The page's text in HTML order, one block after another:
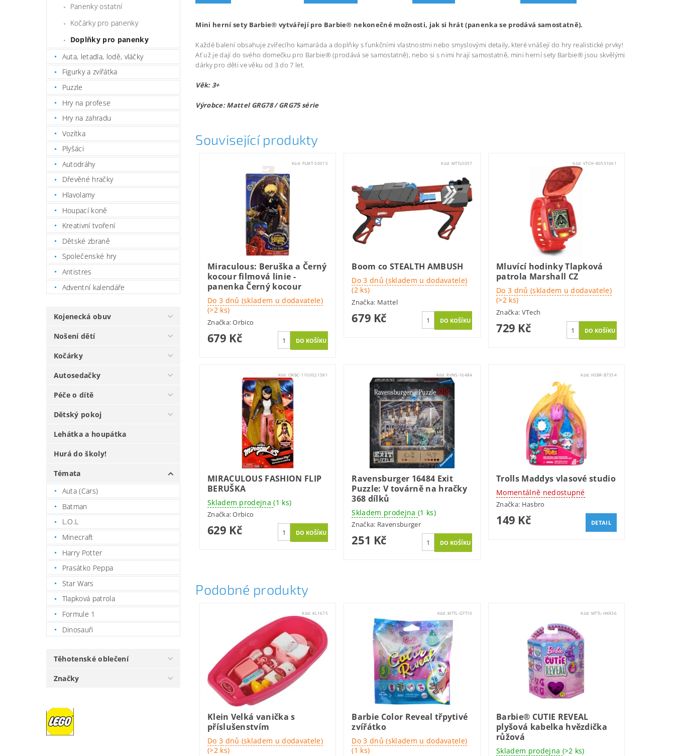
Panenky ostatní
Kočárky pro panenky
Doplňky pro panenky
Auta, letadla, lodě, vláčky
Figurky a zvířátka
Puzzle
Hry na profese
Hry na zahradu
Vozítka
Plyšáci
Autodráhy
Dřevěné hračky
Hlavolamy
Houpací koně
Kreativní tvoření
Dětské zbraně
Společenské hry
Antistres
Adventní kalendáře
Kojenecká obuv
Nošení dětí
Kočárky
Autosedačky
Péče o dítě
Dětský pokoj
Lehátka a houpátka
Hurá do školy!
Témata
Auta (Cars)
Batman
L.O.L
Minecraft
Harry Potter
Prasátko Peppa
Star Wars
Tlapková patrola
Formule 1
Dinosauři
Těhotenské oblečení
Značky
Mini herní sety Barbie® vytvářejí pro Barbie® nekonečné možnosti, jak si hrát (panenka se prodává samostatně).
Každé balení obsahuje zvířecího kamaráda a doplňky s funkčními vlastnostmi nebo smyslovými detaily, které vnášejí do hry realistické prvky!
Ať už je dají do svého domečku pro Barbie® (prodává se samostatně), nebo si s nimi hrají samostatně, mini herní sety Barbie® jsou skvělými
dárky pro děti ve věku od 3 do 7 let.
Věk: 3+
Výrobce: Mattel GRG78 / GRG75 série
Související produkty
Kód: PLMT-50015
Miraculous: Beruška a Černý
kocour filmová linie -
panenka Černý kocour
Do 3 dnů (skladem u dodavatele)
(>2 ks)
Značka:Orbico
679 Kč
Kód: MTTL0057
Boom co STEALTH AMBUSH
Do 3 dnů (skladem u dodavatele)
(2 ks)
Značka: Mattel
679 Kč
Kód: VTCH-80551661
Mluvící hodinky Tlapková
patrola Marshall CZ
Do 3 dnů (skladem u dodavatele)
(>2 ks)
Značka: VTech
729 Kč
Kód:ORBC-1100021581
MIRACULOUS FASHION FLIP
BERUŠKA
Skladem prodejna(1 ks)
Značka:Orbico
629 Kč
Kód:RVNS-16484
Ravensburger 16484 Exit
Puzzle: V továrně na hračky
368 dílků
Skladem prodejna (1 ks)
Značka: Ravensburger
251 Kč
Kód: HSBR-B7354
Trolls Maddys vlasové studio
Momentálně nedostupné
Značka: Hasbro
149 Kč DETAIL
Podobné produkty
Kód:KL1675
Klein Velká vanička s
příslušenstvím
Do 3 dnů (skladem u dodavatele)
(>2 ks)
Kód:MTTL-GTT10
Barbie Color Reveal třpytivé
zvířátko
Do 3 dnů (skladem u dodavatele)
(1 ks)
Kód: MTTL-HKR36
Barbie® CUTIE REVEAL
plyšová kabelka hvězdička
růžová
Skladem prodejna (>2 ks)